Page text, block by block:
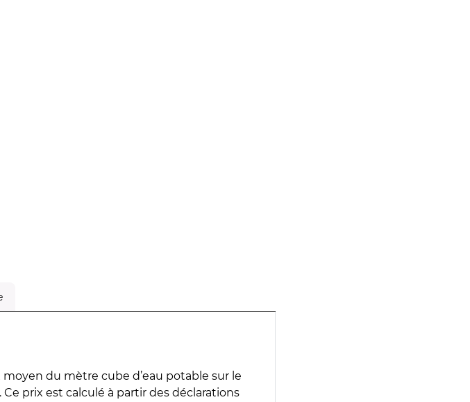
du mètre cube d’eau potable sur le
prix est calculé à partir des déclarations